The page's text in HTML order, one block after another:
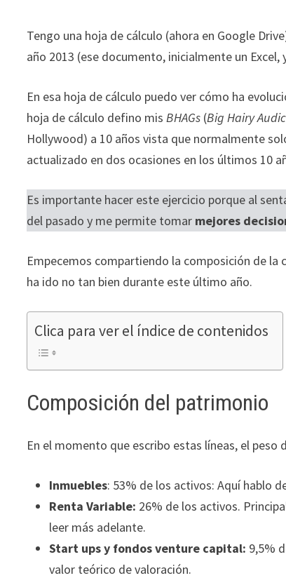
Tengo una hoja de cálculo (ahora en Google
año 2013 (ese documento, inicialmente un Excel,
En esa hoja de cálculo puedo ver cómo ha
hoja de cálculo defino misBHAGs (Big Hairy
Hollywood) a 10 años vista que normalmente
actualizado en dos ocasiones en los últimos 10
Es importante hacer este ejercicio porque al
del pasado y me permite tomar mejores
Empecemos compartiendo la composición de
ha ido no tan bien durante este último año.
Clica para ver el índice de contenidos
Composición del patrimonio
En el momento que escribo estas líneas, el
Inmuebles: 53% de los activos: Aquí hablo
Renta Variable: 26% de los activos.
leer más adelante.
Start ups y fondos venture capital: 9,5%
valor teórico de valoración.
nuestra web
funcione lo
mejor posible
durante tu
visita. Si
cookies,
algunas
funcionalidades
de la web.
Marketing
Al compartir tus
intereses y
nuestro sitio,
aumentas la
ver contenido y